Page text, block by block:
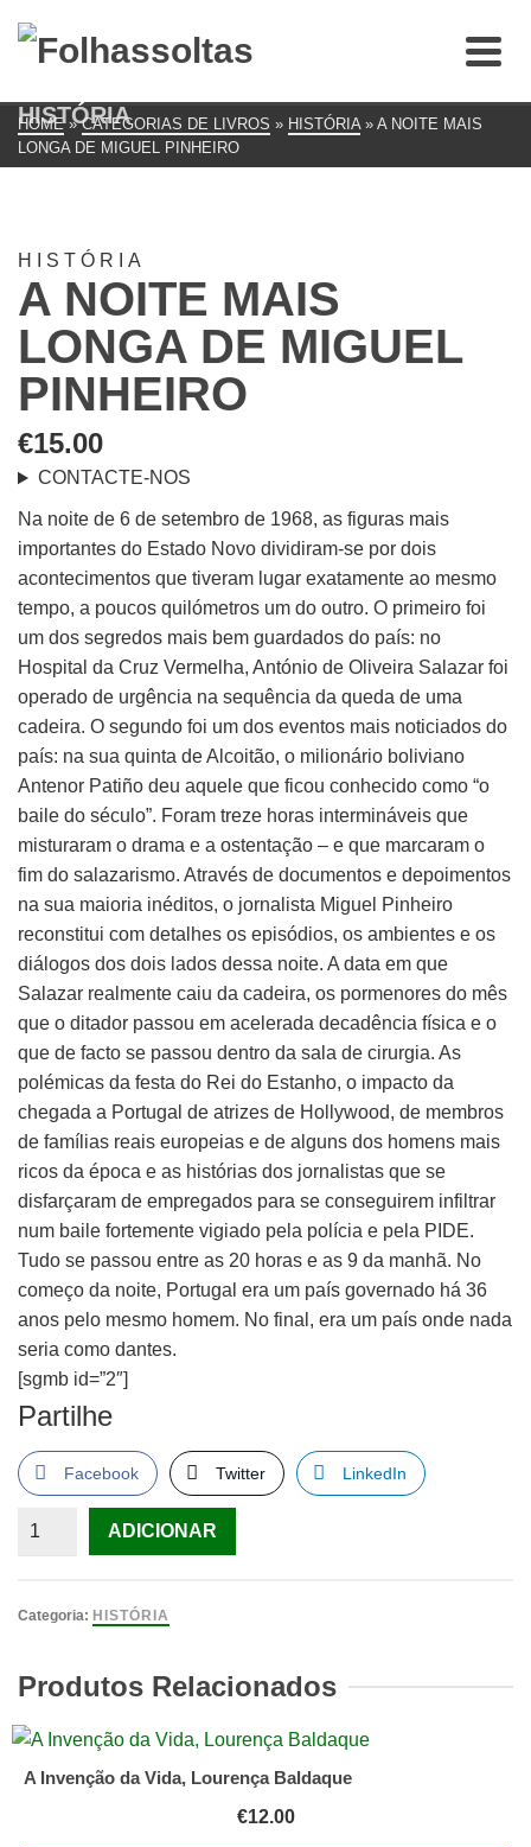
HISTÓRIA
HOME » CATEGORIAS DE LIVROS » HISTÓRIA » A NOITE MAIS
LONGA DE MIGUEL PINHEIRO
HISTÓRIA
A NOITE MAIS
LONGA DE MIGUEL
PINHEIRO
€15.00
CONTACTE-NOS
Na noite de 6 de setembro de 1968, as figuras mais
importantes do Estado Novo dividiram-se por dois
acontecimentos que tiveram lugar exatamente ao mesmo
tempo, a poucos quilómetros um do outro. O primeiro foi
um dos segredos mais bem guardados do país: no
Hospital da Cruz Vermelha, António de Oliveira Salazar foi
operado de urgência na sequência da queda de uma
cadeira. O segundo foi um dos eventos mais noticiados do
país: na sua quinta de Alcoitão, o milionário boliviano
Antenor Patiño deu aquele que ficou conhecido como “o
baile do século”. Foram treze horas intermináveis que
misturaram o drama e a ostentação – e que marcaram o
fim do salazarismo. Através de documentos e depoimentos
na sua maioria inéditos, o jornalista Miguel Pinheiro
reconstitui com detalhes os episódios, os ambientes e os
diálogos dos dois lados dessa noite. A data em que
Salazar realmente caiu da cadeira, os pormenores do mês
que o ditador passou em acelerada decadência física e o
que de facto se passou dentro da sala de cirurgia. As
polémicas da festa do Rei do Estanho, o impacto da
chegada a Portugal de atrizes de Hollywood, de membros
de famílias reais europeias e de alguns dos homens mais
ricos da época e as histórias dos jornalistas que se
disfarçaram de empregados para se conseguirem infiltrar
num baile fortemente vigiado pela polícia e pela PIDE.
Tudo se passou entre as 20 horas e as 9 da manhã. No
começo da noite, Portugal era um país governado há 36
anos pelo mesmo homem. No final, era um país onde nada
seria como dantes.
[sgmb id=”2″]
Partilhe
Facebook Twitter LinkedIn
Quantidade
Noite
de
Miguel
ADICIONAR
Categoria: HISTÓRIA
Produtos Relacionados
A Invenção da Vida, Lourença Baldaque
€12.00